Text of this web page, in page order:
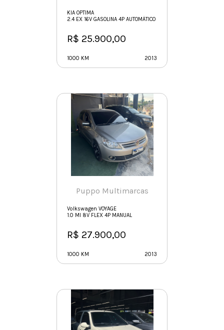
KIA OPTIMA
2.4 EX 16V GASOLINA 4P AUTOMÁTICO
R$ 25.900,00
1000 KM 2013
Puppo Multimarcas
Volkswagen VOYAGE
1.0 MI 8V FLEX 4P MANUAL
R$ 27.900,00
1000 KM 2013